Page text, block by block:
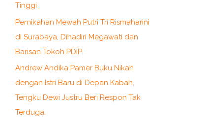
Tinggi
Pernikahan Mewah Putri Tri Rismaharini
di Surabaya, Dihadiri Megawati dan
Barisan Tokoh PDIP.
Andrew Andika Pamer Buku Nikah
dengan Istri Baru di Depan Kabah,
Tengku Dewi Justru Beri Respon Tak
Terduga.